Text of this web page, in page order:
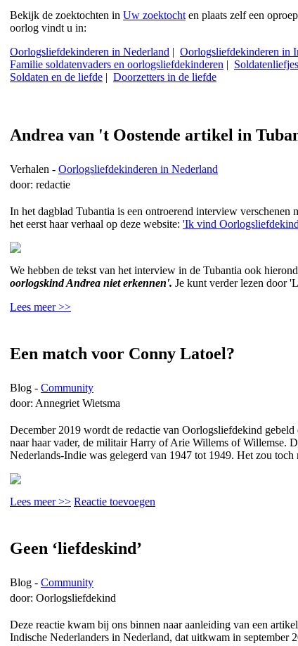
Bekijk de zoektochten in Uw zoektocht en plaats zelf een
oorlog vindt u in:
Oorlogsliefdekinderen in Nederland | Oorlogsliefdekinderen in
Familie soldatenvaders en oorlogsliefdekinderen |
Soldaten en de liefde | Doorzetters in de liefde
Andrea van 't Oostende artikel in
Verhalen - Oorlogsliefdekinderen in Nederland
door: redactie
In het dagblad Tubantia is een ontroerend interview
het eerst haar verhaal op deze website: 'Ik vind
We hebben de tekst van het interview in de Tubantia ook
oorlogskind Andrea niet erkennen'. Je kunt verder lezen door
Lees meer >>
Een match voor Conny Latoel?
Blog - Community
door: Annegriet Wietsma
December 2019 wordt de redactie van Oorlogsliefdekind
naar haar vader, de militair Harry of Arie Willems of Willemse.
Nederlands-Indie was gelegerd van 1947 tot 1949. Het zou
Lees meer >> Reactie toevoegen
Geen ‘liefdeskind’
Blog - Community
door: Oorlogsliefdekind
Deze reactie kwam bij ons binnen naar aanleiding van een
Indische Nederlanders in Nederland, dat uitkwam in september